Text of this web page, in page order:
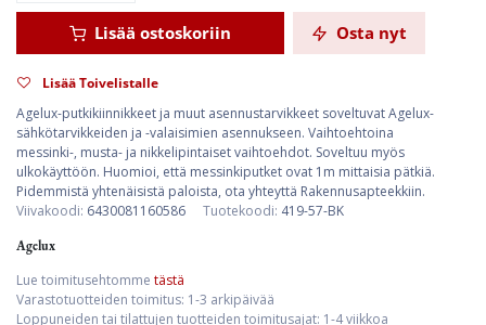
Lisää ostoskoriin Osta nyt
Lisää Toivelistalle
Agelux-putkikiinnikkeet ja muut asennustarvikkeet soveltuvat Agelux-
sähkötarvikkeiden ja -valaisimien asennukseen. Vaihtoehtoina
messinki-, musta- ja nikkelipintaiset vaihtoehdot. Soveltuu myös
ulkokäyttöön. Huomioi, että messinkiputket ovat 1m mittaisia pätkiä.
Pidemmistä yhtenäisistä paloista, ota yhteyttä Rakennusapteekkiin.
Viivakoodi: 6430081160586 Tuotekoodi: 419-57-BK
Agelux
Lue toimitusehtomme tästä
Varastotuotteiden toimitus: 1-3 arkipäivää
Loppuneiden tai tilattujen tuotteiden toimitusajat: 1-4 viikkoa